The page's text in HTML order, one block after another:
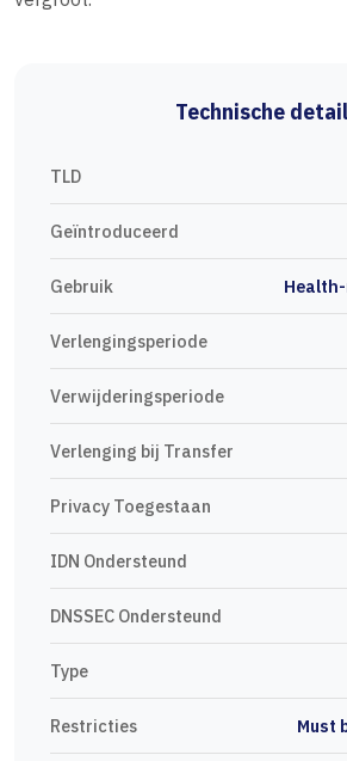
Technische
TLD
Geïntroduceerd
Gebruik
Verlengingsperiode
Verwijderingsperiode
Verlenging bij Transfer
Privacy Toegestaan
IDN Ondersteund
DNSSEC Ondersteund
Type
Restricties Must